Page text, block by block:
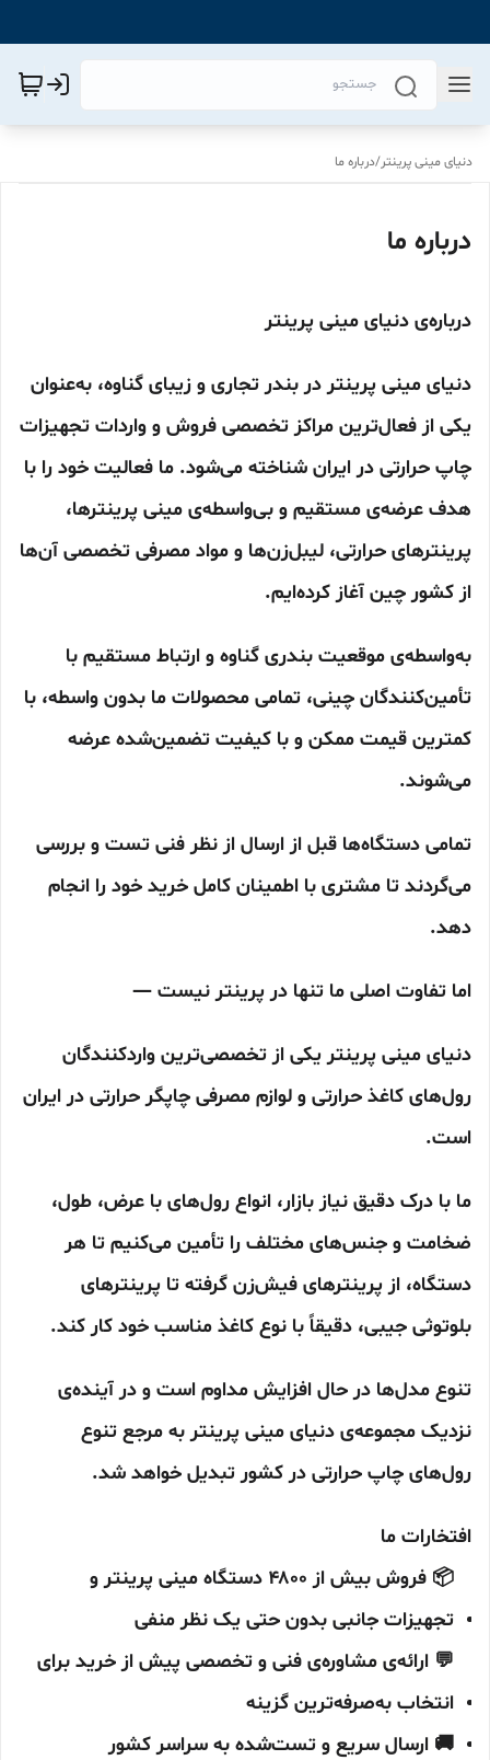
دنیای مینی پرینتر/درباره ما
درباره ما
درباره‌ی دنیای مینی پرینتر
دنیای مینی پرینتر در بندر تجاری و زیبای گناوه، به‌عنوان
یکی از فعال‌ترین مراکز تخصصی فروش و واردات تجهیزات
چاپ حرارتی در ایران شناخته می‌شود. ما فعالیت خود را با
هدف عرضه‌ی مستقیم و بی‌واسطه‌ی مینی پرینترها،
پرینترهای حرارتی، لیبل‌زن‌ها و مواد مصرفی تخصصی آن‌ها
از کشور چین آغاز کرده‌ایم.
به‌واسطه‌ی موقعیت بندری گناوه و ارتباط مستقیم با
تأمین‌کنندگان چینی، تمامی محصولات ما بدون واسطه، با
کمترین قیمت ممکن و با کیفیت تضمین‌شده عرضه
می‌شوند.
تمامی دستگاه‌ها قبل از ارسال از نظر فنی تست و بررسی
می‌گردند تا مشتری با اطمینان کامل خرید خود را انجام
دهد.
اما تفاوت اصلی ما تنها در پرینتر نیست —
دنیای مینی پرینتر یکی از تخصصی‌ترین واردکنندگان
رول‌های کاغذ حرارتی و لوازم مصرفی چاپگر حرارتی در ایران
است.
ما با درک دقیق نیاز بازار، انواع رول‌های با عرض، طول،
ضخامت و جنس‌های مختلف را تأمین می‌کنیم تا هر
دستگاه، از پرینترهای فیش‌زن گرفته تا پرینترهای
بلوتوثی جیبی، دقیقاً با نوع کاغذ مناسب خود کار کند.
تنوع مدل‌ها در حال افزایش مداوم است و در آینده‌ی
نزدیک مجموعه‌ی دنیای مینی پرینتر به مرجع تنوع
رول‌های چاپ حرارتی در کشور تبدیل خواهد شد.
افتخارات ما
📦 فروش بیش از ۴۸۰۰ دستگاه مینی پرینتر و
تجهیزات جانبی بدون حتی یک نظر منفی
💬 ارائه‌ی مشاوره‌ی فنی و تخصصی پیش از خرید برای
انتخاب به‌صرفه‌ترین گزینه
🚚 ارسال سریع و تست‌شده به سراسر کشور